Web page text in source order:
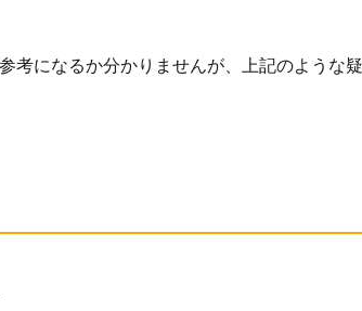
考になるか分かりませんが、上記のような